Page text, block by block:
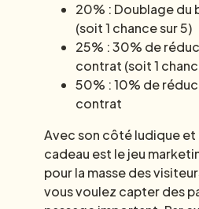
20% : Doublage du
(soit 1 chance sur 5)
25% : 30% de
contrat (soit 1
50% : 10% de
contrat
Avec son côté ludique et
cadeau est le jeu
pour la masse des
vous voulez capter des